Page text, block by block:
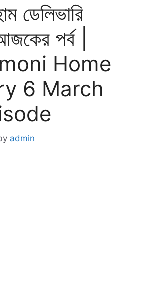
ডেলিভারি
পর্ব |
Home
6 March
admin